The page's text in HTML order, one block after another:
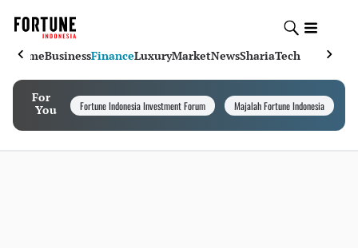
HomeBusinessFinanceLuxuryMarketNewsShariaTech
For
You
Fortune Indonesia Investment Forum Majalah Fortune Indonesia